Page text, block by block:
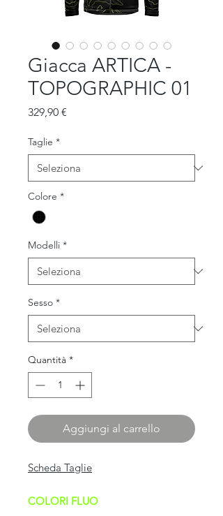
Giacca ARTICA -
TOPOGRAPHIC 01
329,90 €
Taglie *
Colore *
Modelli *
Sesso *
Quantità *
Aggiungi al carrello
Scheda Taglie
COLORI FLUO